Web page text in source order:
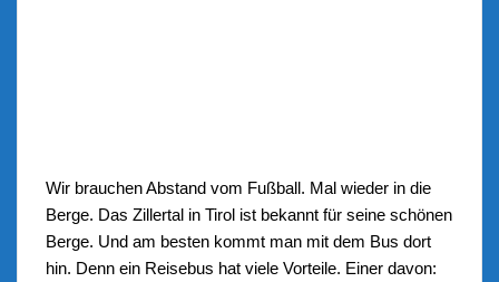
Wir brauchen Abstand vom Fußball. Mal wieder in die
Berge. Das Zillertal in Tirol ist bekannt für seine schönen
Berge. Und am besten kommt man mit dem Bus dort
hin. Denn ein Reisebus hat viele Vorteile. Einer davon: